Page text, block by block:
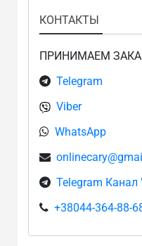
КОНТАКТЫ
ПРИНИМАЕМ
Telegram
Viber
WhatsApp
Telegram
+38044-364-88-